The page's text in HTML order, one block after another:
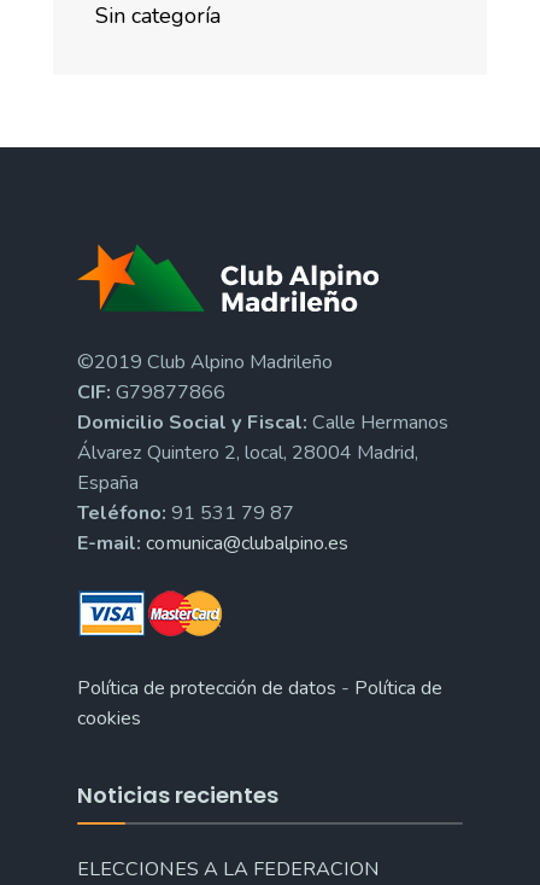
Sin categoría
©2019 Club Alpino Madrileño
CIF: G79877866
Domicilio Social y Fiscal: Calle Hermanos
Álvarez Quintero 2, local, 28004 Madrid,
España
Teléfono: 91 531 79 87
E-mail: comunica@clubalpino.es
Política de protección de datos - Política de
cookies
Noticias recientes
ELECCIONES A LA FEDERACION